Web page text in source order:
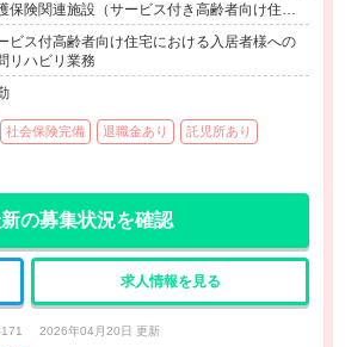
保険関連施設（サービス付き高齢者向け住
ビス付高齢者向け住宅における入居者様への
リハビリ業務
社会保険完備 退職金あり 託児所あり
の募集状況を確認
求人情報を見る
2026年04月20日 更新